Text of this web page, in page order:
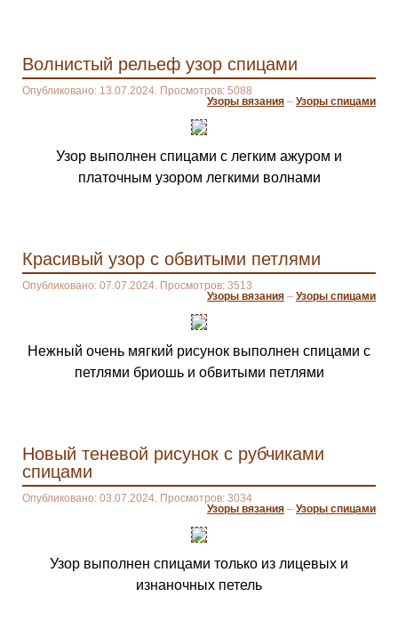
Волнистый рельеф узор спицами
Опубликовано: 13.07.2024. Просмотров: 5088
Узоры вязания – Узоры спицами
Узор выполнен спицами с легким ажуром и
платочным узором легкими волнами
Красивый узор с обвитыми петлями
Опубликовано: 07.07.2024. Просмотров: 3513
Узоры вязания – Узоры спицами
Нежный очень мягкий рисунок выполнен спицами с
петлями бриошь и обвитыми петлями
Новый теневой рисунок с рубчиками
спицами
Опубликовано: 03.07.2024. Просмотров: 3034
Узоры вязания – Узоры спицами
Узор выполнен спицами только из лицевых и
изнаночных петель